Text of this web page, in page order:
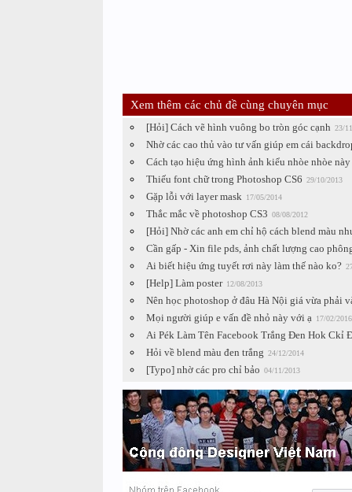
Xem thêm các chủ đề cùng chuyên mục
[Hỏi] Cách vẽ hình vuông bo tròn góc cạnh 23/
Nhờ các cao thủ vào tư vấn giúp em cái
Cách tạo hiệu ứng hình ảnh kiểu nhòe nhòe
Thiếu font chữ trong Photoshop CS6 29/10/2013
Gặp lỗi với layer mask 17/05/2014
Thắc mắc về photoshop CS3 08/08/2012
[Hỏi] Nhờ các anh em chỉ hộ cách blend màu
Cần gấp - Xin file pds, ảnh chất lượng cao
Ai biết hiệu ứng tuyết rơi này làm thế nào ko?
[Help] Làm poster 12/08/2013
Nên học photoshop ở đâu Hà Nội giá vừa phải
Mọi người giúp e vấn đề nhỏ này với ạ 17/02/2016
Ai Pék Làm Tên Facebook Trắng Đen Hok Ckỉ
Hỏi về blend màu đen trắng 24/12/2014
[Typo] nhờ các pro chỉ bảo 04/11/2013